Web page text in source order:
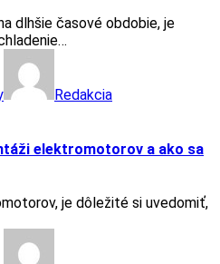
dlhšie časové obdobie, je
Redakcia
elektromotorov a ako sa
je dôležité si uvedomiť,